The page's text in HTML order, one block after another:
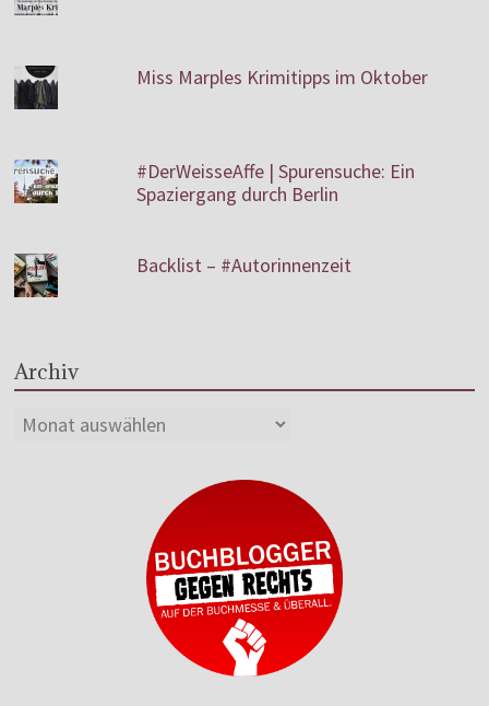
Miss Marples Krimitipps im Oktober
#DerWeisseAffe | Spurensuche: Ein
Spaziergang durch Berlin
Backlist – #Autorinnenzeit
Archiv